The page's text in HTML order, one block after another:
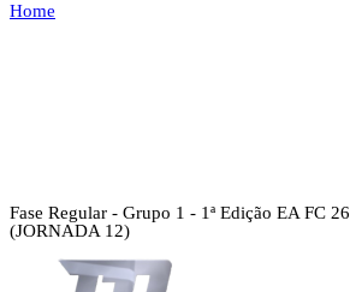
Home
Fase Regular - Grupo 1 - 1ª Edição EA FC 26
(JORNADA 12)